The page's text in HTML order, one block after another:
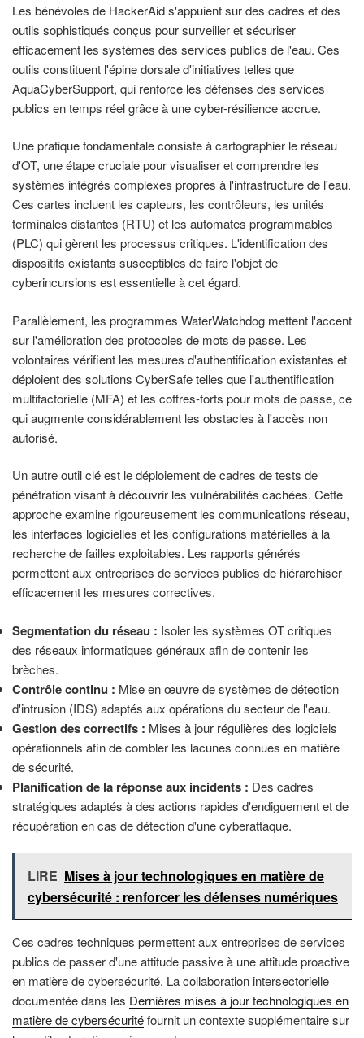
Les bénévoles de HackerAid s'appuient sur des cadres et des
outils sophistiqués conçus pour surveiller et sécuriser
efficacement les systèmes des services publics de l'eau. Ces
outils constituent l'épine dorsale d'initiatives telles que
AquaCyberSupport, qui renforce les défenses des services
publics en temps réel grâce à une cyber-résilience accrue.
Une pratique fondamentale consiste à cartographier le réseau
d'OT, une étape cruciale pour visualiser et comprendre les
systèmes intégrés complexes propres à l'infrastructure de l'eau.
Ces cartes incluent les capteurs, les contrôleurs, les unités
terminales distantes (RTU) et les automates programmables
(PLC) qui gèrent les processus critiques. L'identification des
dispositifs existants susceptibles de faire l'objet de
cyberincursions est essentielle à cet égard.
Parallèlement, les programmes WaterWatchdog mettent l'accent
sur l'amélioration des protocoles de mots de passe. Les
volontaires vérifient les mesures d'authentification existantes et
déploient des solutions CyberSafe telles que l'authentification
multifactorielle (MFA) et les coffres-forts pour mots de passe, ce
qui augmente considérablement les obstacles à l'accès non
autorisé.
Un autre outil clé est le déploiement de cadres de tests de
pénétration visant à découvrir les vulnérabilités cachées. Cette
approche examine rigoureusement les communications réseau,
les interfaces logicielles et les configurations matérielles à la
recherche de failles exploitables. Les rapports générés
permettent aux entreprises de services publics de hiérarchiser
efficacement les mesures correctives.
Segmentation du réseau : Isoler les systèmes OT critiques
des réseaux informatiques généraux afin de contenir les
brèches.
Contrôle continu : Mise en œuvre de systèmes de détection
d'intrusion (IDS) adaptés aux opérations du secteur de l'eau.
Gestion des correctifs : Mises à jour régulières des logiciels
opérationnels afin de combler les lacunes connues en matière
de sécurité.
Planification de la réponse aux incidents : Des cadres
stratégiques adaptés à des actions rapides d'endiguement et de
récupération en cas de détection d'une cyberattaque.
LIRE Mises à jour technologiques en matière de
cybersécurité : renforcer les défenses numériques
Ces cadres techniques permettent aux entreprises de services
publics de passer d'une attitude passive à une attitude proactive
en matière de cybersécurité. La collaboration intersectorielle
documentée dans les Dernières mises à jour technologiques en
matière de cybersécuritéfournit un contexte supplémentaire sur